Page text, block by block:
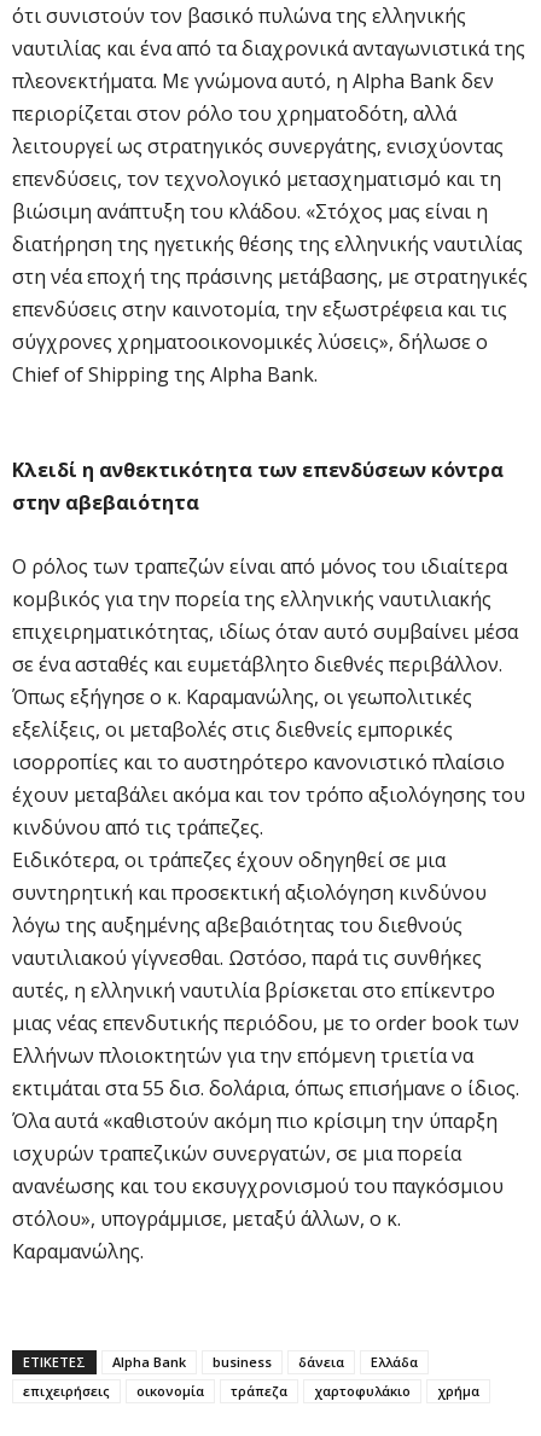
ότι συνιστούν τον βασικό πυλώνα της ελληνικής
ναυτιλίας και ένα από τα διαχρονικά ανταγωνιστικά της
πλεονεκτήματα. Με γνώμονα αυτό, η Alpha Bank δεν
περιορίζεται στον ρόλο του χρηματοδότη, αλλά
λειτουργεί ως στρατηγικός συνεργάτης, ενισχύοντας
επενδύσεις, τον τεχνολογικό μετασχηματισμό και τη
βιώσιμη ανάπτυξη του κλάδου. «Στόχος μας είναι η
διατήρηση της ηγετικής θέσης της ελληνικής ναυτιλίας
στη νέα εποχή της πράσινης μετάβασης, με στρατηγικές
επενδύσεις στην καινοτομία, την εξωστρέφεια και τις
σύγχρονες χρηματοοικονομικές λύσεις», δήλωσε ο
Chief of Shipping της Alpha Bank.
Κλειδί η ανθεκτικότητα των επενδύσεων κόντρα
στην αβεβαιότητα
O ρόλος των τραπεζών είναι από μόνος του ιδιαίτερα
κομβικός για την πορεία της ελληνικής ναυτιλιακής
επιχειρηματικότητας, ιδίως όταν αυτό συμβαίνει μέσα
σε ένα ασταθές και ευμετάβλητο διεθνές περιβάλλον.
Όπως εξήγησε ο κ. Καραμανώλης, οι γεωπολιτικές
εξελίξεις, οι μεταβολές στις διεθνείς εμπορικές
ισορροπίες και το αυστηρότερο κανονιστικό πλαίσιο
έχουν μεταβάλει ακόμα και τον τρόπο αξιολόγησης του
κινδύνου από τις τράπεζες.
Ειδικότερα, οι τράπεζες έχουν οδηγηθεί σε μια
συντηρητική και προσεκτική αξιολόγηση κινδύνου
λόγω της αυξημένης αβεβαιότητας του διεθνούς
ναυτιλιακού γίγνεσθαι. Ωστόσο, παρά τις συνθήκες
αυτές, η ελληνική ναυτιλία βρίσκεται στο επίκεντρο
μιας νέας επενδυτικής περιόδου, με το order book των
Ελλήνων πλοιοκτητών για την επόμενη τριετία να
εκτιμάται στα 55 δισ. δολάρια, όπως επισήμανε ο ίδιος.
Όλα αυτά «καθιστούν ακόμη πιο κρίσιμη την ύπαρξη
ισχυρών τραπεζικών συνεργατών, σε μια πορεία
ανανέωσης και του εκσυγχρονισμού του παγκόσμιου
στόλου», υπογράμμισε, μεταξύ άλλων, ο κ.
Καραμανώλης.
ΕΤΙΚΕΤΕΣ Alpha Bank business δάνεια
Ελλάδα
επιχειρήσεις
οικονομία τράπεζα χαρτοφυλάκιο χρήμα